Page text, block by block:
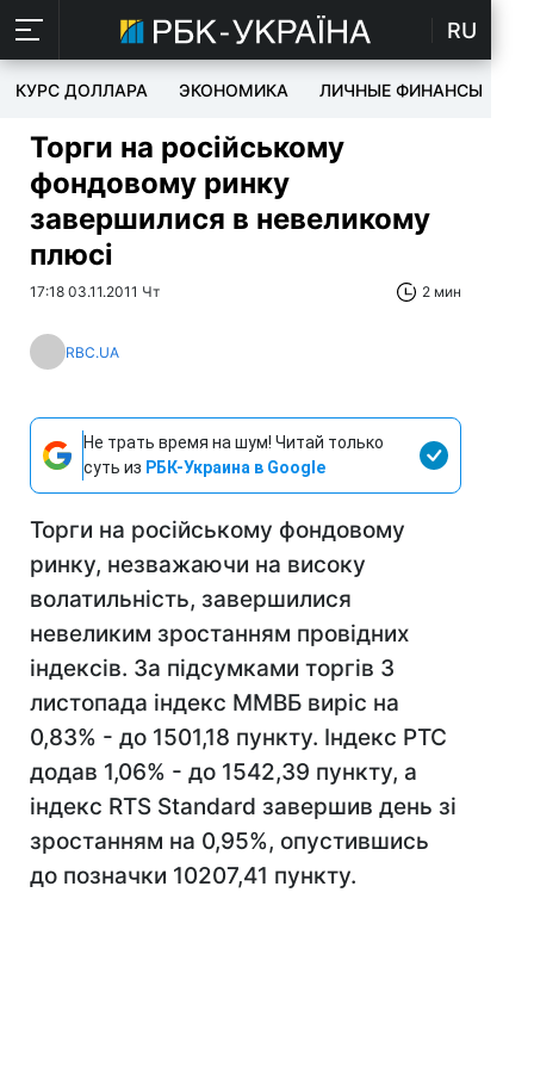
RU
КУРС ДОЛЛАРА ЭКОНОМИКА ЛИЧНЫЕ ФИНАНСЫ
Торги на російському
фондовому ринку
завершилися в невеликому
плюсі
17:18 03.11.2011 Чт 2 мин
RBC.UA
Не трать время на шум! Читай только
суть из РБК-Украина в Google
Торги на російському фондовому
ринку, незважаючи на високу
волатильність, завершилися
невеликим зростанням провідних
індексів. За підсумками торгів 3
листопада індекс ММВБ виріс на
0,83% - до 1501,18 пункту. Індекс РТС
додав 1,06% - до 1542,39 пункту, а
індекс RTS Standard завершив день зі
зростанням на 0,95%, опустившись
до позначки 10207,41 пункту.